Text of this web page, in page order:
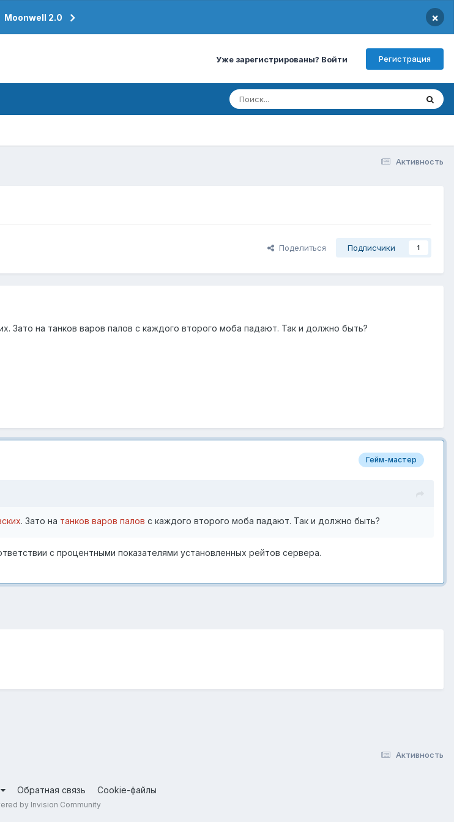
Moonwell 2.0 ×
Уже зарегистрированы? Войти Регистрация
Активность
Поделиться Подписчики 1
Зато на танков варов палов с каждого второго моба падают. Так и должно быть?
Гейм-мастер
. Зато на танков варов палов с каждого второго моба падают. Так и должно быть?
с процентными показателями установленных рейтов сервера.
Активность
Обратная связь Cookie-файлы
by Invision Community